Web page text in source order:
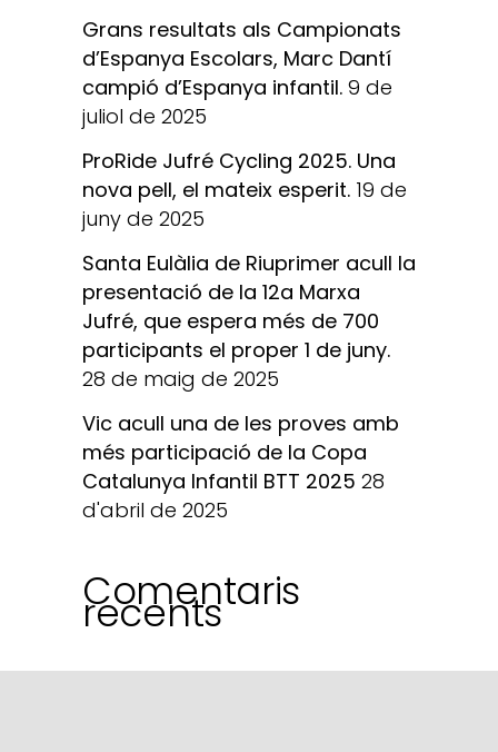
Grans resultats als Campionats
d’Espanya Escolars, Marc Dantí
campió d’Espanya infantil. 9 de
juliol de 2025
ProRide Jufré Cycling 2025. Una
nova pell, el mateix esperit. 19 de
juny de 2025
Santa Eulàlia de Riuprimer acull la
presentació de la 12a Marxa
Jufré, que espera més de 700
participants el proper 1 de juny.
28 de maig de 2025
Vic acull una de les proves amb
més participació de la Copa
Catalunya Infantil BTT 2025 28
d'abril de 2025
Comentaris
recents